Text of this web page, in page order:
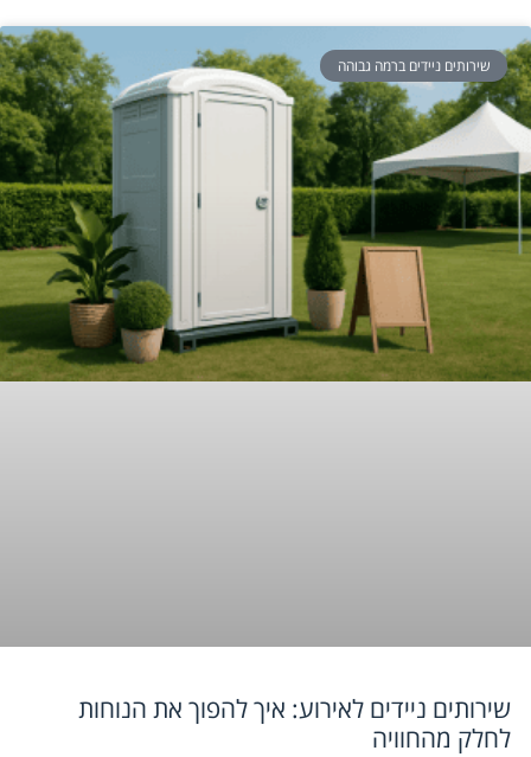
שירותים ניידים ברמה גבוהה
שירותים ניידים לאירוע: איך להפוך את הנוחות
לחלק מהחוויה